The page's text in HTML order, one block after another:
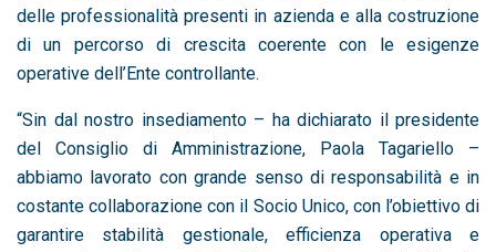
delle professionalità presenti in azienda e alla costruzione
di un percorso di crescita coerente con le esigenze
operative dell’Ente controllante.
“Sin dal nostro insediamento – ha dichiarato il presidente
del Consiglio di Amministrazione, Paola Tagariello –
abbiamo lavorato con grande senso di responsabilità e in
costante collaborazione con il Socio Unico, con l’obiettivo di
garantire stabilità gestionale, efficienza operativa e